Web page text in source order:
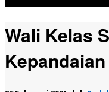
Wali Kelas